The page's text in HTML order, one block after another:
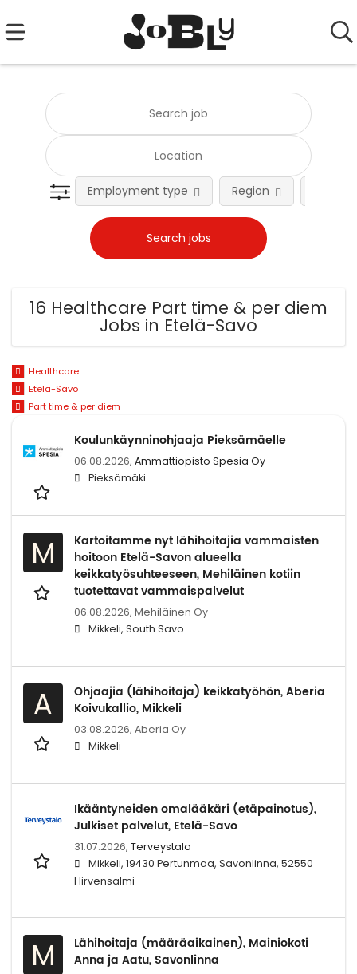
Employment type Region
16 Healthcare Part time & per diem
Jobs in Etelä-Savo
Healthcare
Etelä-Savo
Part time & per diem
Koulunkäynninohjaaja Pieksämäelle
06.08.2026, Ammattiopisto Spesia Oy
Pieksämäki
M
Kartoitamme nyt lähihoitajia vammaisten
hoitoon Etelä-Savon alueella
keikkatyösuhteeseen, Mehiläinen kotiin
tuotettavat vammaispalvelut
06.08.2026, Mehiläinen Oy
Mikkeli, South Savo
A
Ohjaajia (lähihoitaja) keikkatyöhön, Aberia
Koivukallio, Mikkeli
03.08.2026, Aberia Oy
Mikkeli
Ikääntyneiden omalääkäri (etäpainotus),
Julkiset palvelut, Etelä-Savo
31.07.2026, Terveystalo
Mikkeli, 19430 Pertunmaa, Savonlinna, 52550
Hirvensalmi
M
Lähihoitaja (määräaikainen), Mainiokoti
Anna ja Aatu, Savonlinna